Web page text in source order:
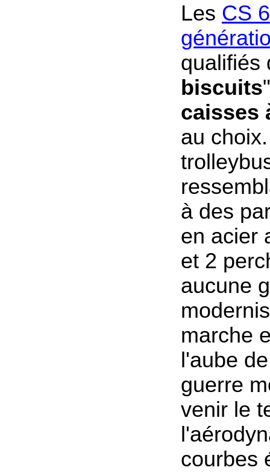
Les CS
qualifiés
biscuits
caisses
au
à des
en acier
et 2
aucune
marche
l'aube
guerre
venir le
courbes